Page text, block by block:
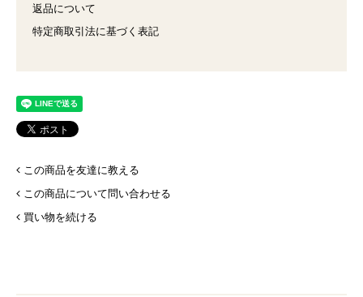
返品について
特定商取引法に基づく表記
この商品を友達に教える
この商品について問い合わせる
買い物を続ける